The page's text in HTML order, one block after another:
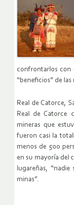
confrontarlos con
“beneficios” de las
Real de Catorce,
Real de Catorce
mineras que
fueron casi la
menos de 500
en su mayoría del
lugareñas,
minas”.